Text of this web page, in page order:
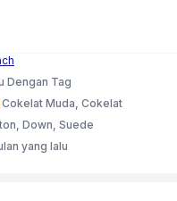
Dengan Tag
Cokelat Muda, Cokelat
Down, Suede
yang lalu